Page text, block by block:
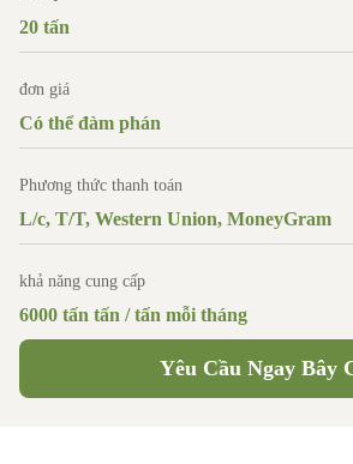
20 tấn
đơn giá
Có thể đàm phán
Phương thức thanh toán
L/c, T/T, Western Union, MoneyGram
khả năng cung cấp
6000 tấn tấn / tấn mỗi tháng
Yêu Cầu Ngay Bây